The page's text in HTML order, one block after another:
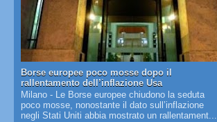
Borse europee poco mosse dopo il
rallentamento dell’inflazione Usa
Milano - Le Borse europee chiudono la seduta
poco mosse, nonostante il dato sull’inflazione
negli Stati Uniti abbia mostrato un rallentament...